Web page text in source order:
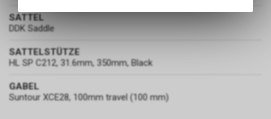
SATTEL
DDK Saddle
SATTELSTÜTZE
HL SP C212, 31.6mm, 350mm, Black
GABEL
Suntour XCE28, 100mm travel (100 mm)
persönlichen Informationen